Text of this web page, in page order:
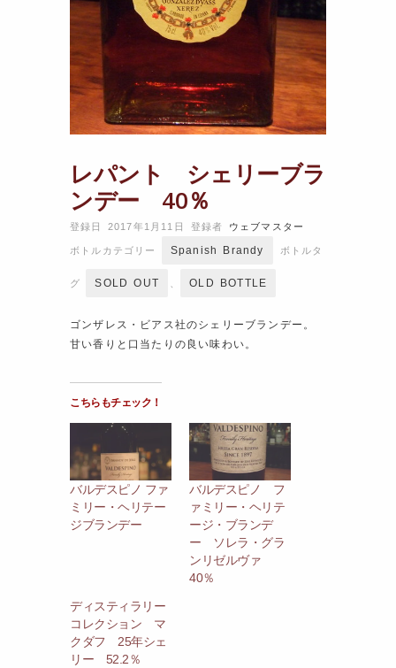
レパント シェリーブラ
ンデー 40％
登録日 2017年1月11日 登録者 ウェブマスター
ボトルカテゴリー Spanish Brandy ボトルタ
グ SOLD OUT OLD BOTTLE
ゴンザレス・ビアス社のシェリーブランデー。
甘い香りと口当たりの良い味わい。
こちらもチェック！
バルデスピノ ファ
ミリー・ヘリテー
ジブランデー
バルデスピノ フ
ァミリー・ヘリテ
ージ・ブランデ
ー ソレラ・グラ
ンリゼルヴァ
40％
ディスティラリー
コレクション マ
クダフ 25年シェ
リー 52.2％